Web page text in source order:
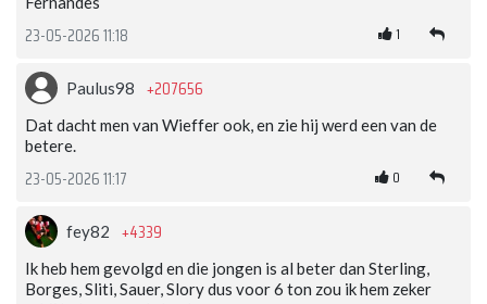
23-05-2026 11:18 1
Paulus98 +207656
Dat dacht men van Wieffer ook, en zie hij werd een van de
betere.
23-05-2026 11:17 0
fey82 +4339
Ik heb hem gevolgd en die jongen is al beter dan Sterling,
Borges, Sliti, Sauer, Slory dus voor 6 ton zou ik hem zeker